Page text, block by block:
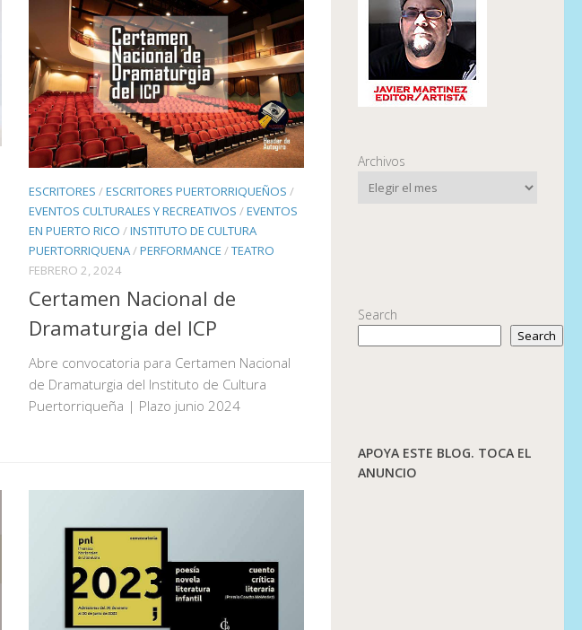
ESCRITORES /ESCRITORES PUERTORRIQUEÑOS /
EVENTOS CULTURALES Y RECREATIVOS /EVENTOS
EN PUERTO RICO /INSTITUTO DE CULTURA
PUERTORRIQUENA/PERFORMANCE /TEATRO
FEBRERO 2, 2024
Certamen Nacional de
Dramaturgia del ICP
Abre convocatoria para Certamen Nacional
de Dramaturgia del Instituto de Cultura
Puertorriqueña | Plazo junio 2024
Archivos
Search
Search
APOYA ESTE BLOG. TOCA EL
ANUNCIO